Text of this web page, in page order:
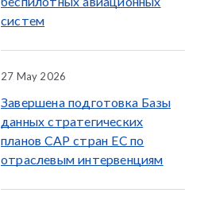
систем
27 May 2026
Завершена подготовка Базы
данных стратегических
планов CAP стран ЕС по
отраслевым интервенциям